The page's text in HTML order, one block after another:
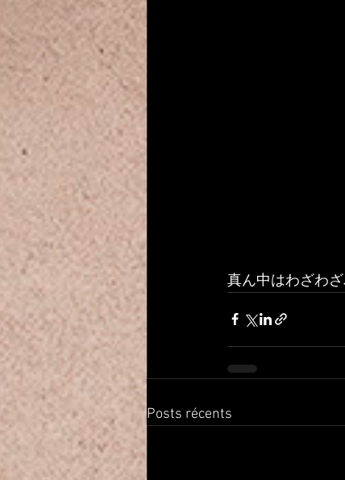
真ん中はわざわ
Posts récents